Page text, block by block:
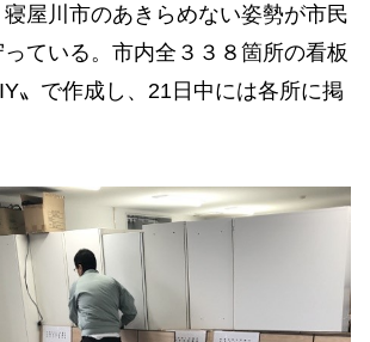
屋川市のあきらめない姿勢が市民
ている。市内全３３８箇所の看板
〟で作成し、21日中には各所に掲